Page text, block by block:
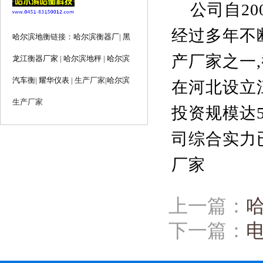
哈尔滨地衡链接： 哈尔滨衡器厂| 黑
龙江衡器厂家 | 哈尔滨地秤 | 哈尔滨
汽车衡| 耀华仪表 | 生产厂家|哈尔滨
生产厂家
公司自
经过多年不
产厂家之一
在河北设立
投资规模达
司综合实力
厂家
上一篇：
下一篇：